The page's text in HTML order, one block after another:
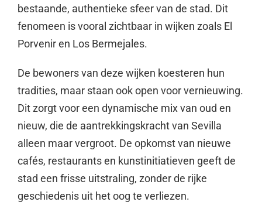
bestaande, authentieke sfeer van de stad. Dit
fenomeen is vooral zichtbaar in wijken zoals El
Porvenir en Los Bermejales.
De bewoners van deze wijken koesteren hun
tradities, maar staan ook open voor vernieuwing.
Dit zorgt voor een dynamische mix van oud en
nieuw, die de aantrekkingskracht van Sevilla
alleen maar vergroot. De opkomst van nieuwe
cafés, restaurants en kunstinitiatieven geeft de
stad een frisse uitstraling, zonder de rijke
geschiedenis uit het oog te verliezen.